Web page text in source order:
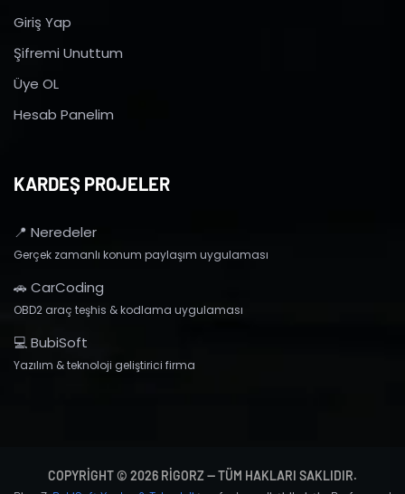
Giriş Yap
Şifremi Unuttum
Üye OL
Hesab Panelim
KARDEŞ PROJELER
📍 Neredeler
Gerçek zamanlı konum paylaşım uygulaması
🚗 CarCoding
OBD2 araç teşhis & kodlama uygulaması
💻 BubiSoft
Yazılım & teknoloji geliştirici firma
COPYRIGHT © 2026 RIGORZ — TÜM HAKLARI SAKLIDIR.